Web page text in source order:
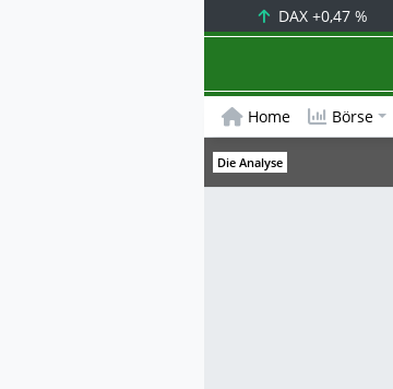
DAX +0,47 %
Home Börse
Die Analyse